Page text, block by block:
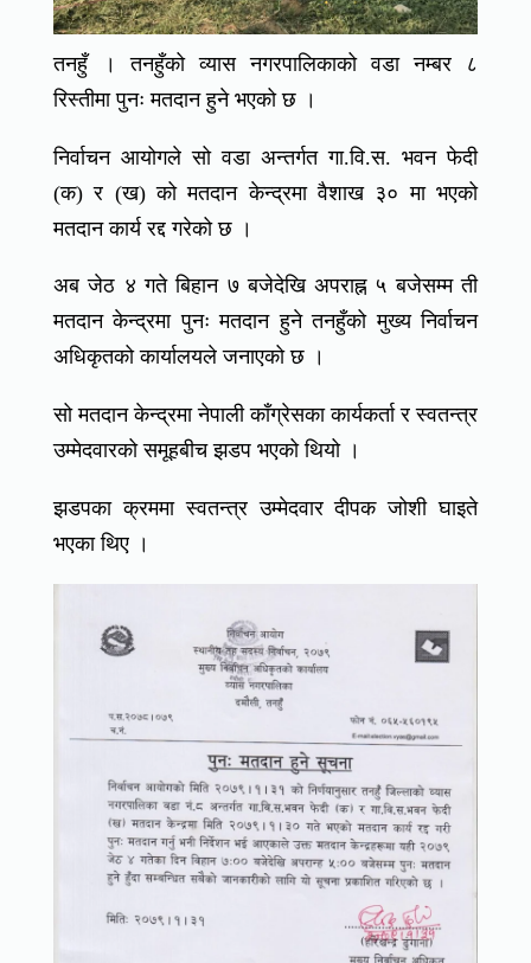
तनहुँ । तनहुँको व्यास नगरपालिकाको वडा नम्बर ८
रिस्तीमा पुनः मतदान हुने भएको छ ।
निर्वाचन आयोगले सो वडा अन्तर्गत गा.वि.स. भवन फेदी
(क) र (ख) को मतदान केन्द्रमा वैशाख ३० मा भएको
मतदान कार्य रद्द गरेको छ ।
अब जेठ ४ गते बिहान ७ बजेदेखि अपराह्न ५ बजेसम्म ती
मतदान केन्द्रमा पुनः मतदान हुने तनहुँको मुख्य निर्वाचन
अधिकृतको कार्यालयले जनाएको छ ।
सो मतदान केन्द्रमा नेपाली काँग्रेसका कार्यकर्ता र स्वतन्त्र
उम्मेदवारको समूहबीच झडप भएको थियो ।
झडपका क्रममा स्वतन्त्र उम्मेदवार दीपक जोशी घाइते
भएका थिए ।